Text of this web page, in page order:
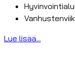
Lue lisää...